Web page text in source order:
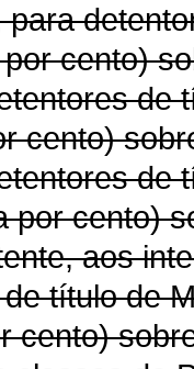
cento)
de
cento)
de
cento)
aos
título de
cento)